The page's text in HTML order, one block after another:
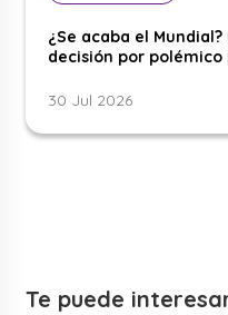
¿Se acaba el
decisión por polémico
30 Jul 2026
Te puede